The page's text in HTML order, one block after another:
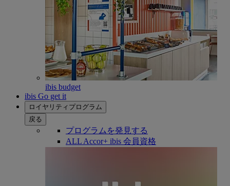
ibis budget
ibis Go get it
ロイヤリティプログラム
戻る
プログラムを発見する
ALL Accor+ ibis 会員資格